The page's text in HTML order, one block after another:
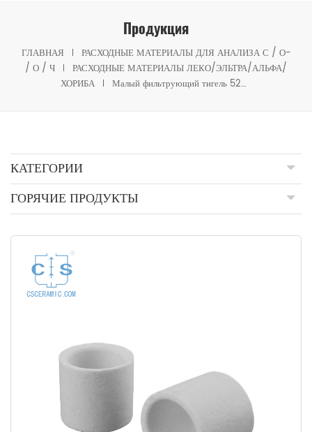
Продукция
ГЛАВНАЯ
РАСХОДНЫЕ МАТЕРИАЛЫ ДЛЯ АНАЛИЗА С / О-
/ О / Ч
РАСХОДНЫЕ МАТЕРИАЛЫ ЛЕКО/ЭЛЬТРА/АЛЬФА/
ХОРИБА
Малый фильтрующий тигель 528-028/528-028-500
КАТЕГОРИИ
ГОРЯЧИЕ ПРОДУКТЫ